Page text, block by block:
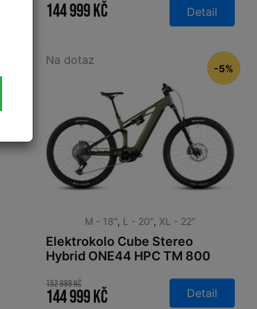
144 999 Kč Detail
Na dotaz
M - 18", L - 20", XL - 22"
Elektrokolo Cube Stereo
Hybrid ONE44 HPC TM 800
-5%
152 999 Kč
144 999 Kč Detail